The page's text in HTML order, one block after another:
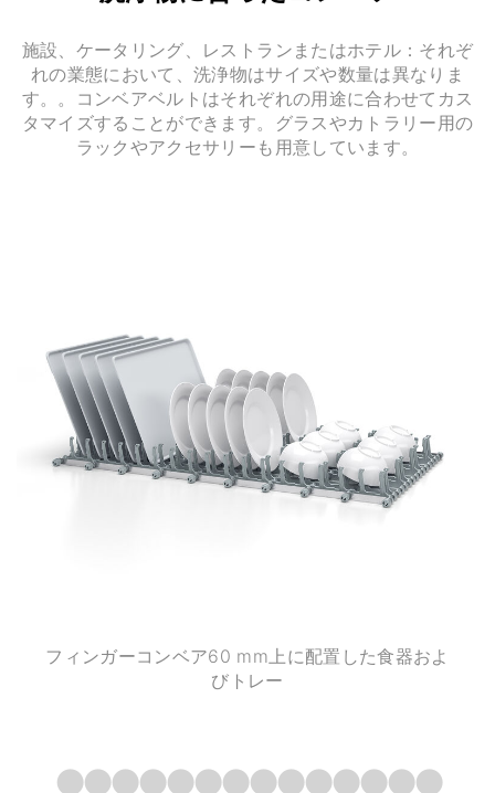
施設、ケータリング、レストランまたはホテル：それぞ
れの業態において、洗浄物はサイズや数量は異なりま
す。。コンベアベルトはそれぞれの用途に合わせてカス
タマイズすることができます。グラスやカトラリー用の
ラックやアクセサリーも用意しています。
フィンガーコンベア60 mm上に配置した食器およ
びトレー